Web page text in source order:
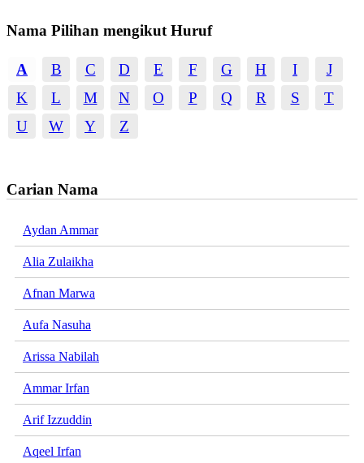
Nama Pilihan mengikut Huruf
A B C D E F G H I
J
K
L M N O P Q R S
T
U
W Y Z
Carian Nama
Aydan Ammar
Alia Zulaikha
Afnan Marwa
Aufa Nasuha
Arissa Nabilah
Ammar Irfan
Arif Izzuddin
Aqeel Irfan